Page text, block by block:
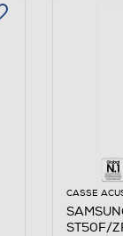
CASSE
ST50F/